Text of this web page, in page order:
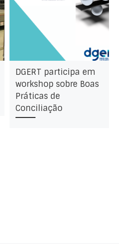
DGERT participa em
workshop sobre Boas
Práticas de
Conciliação